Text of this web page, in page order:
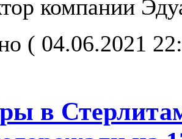
компании
( 04.06.2021
в